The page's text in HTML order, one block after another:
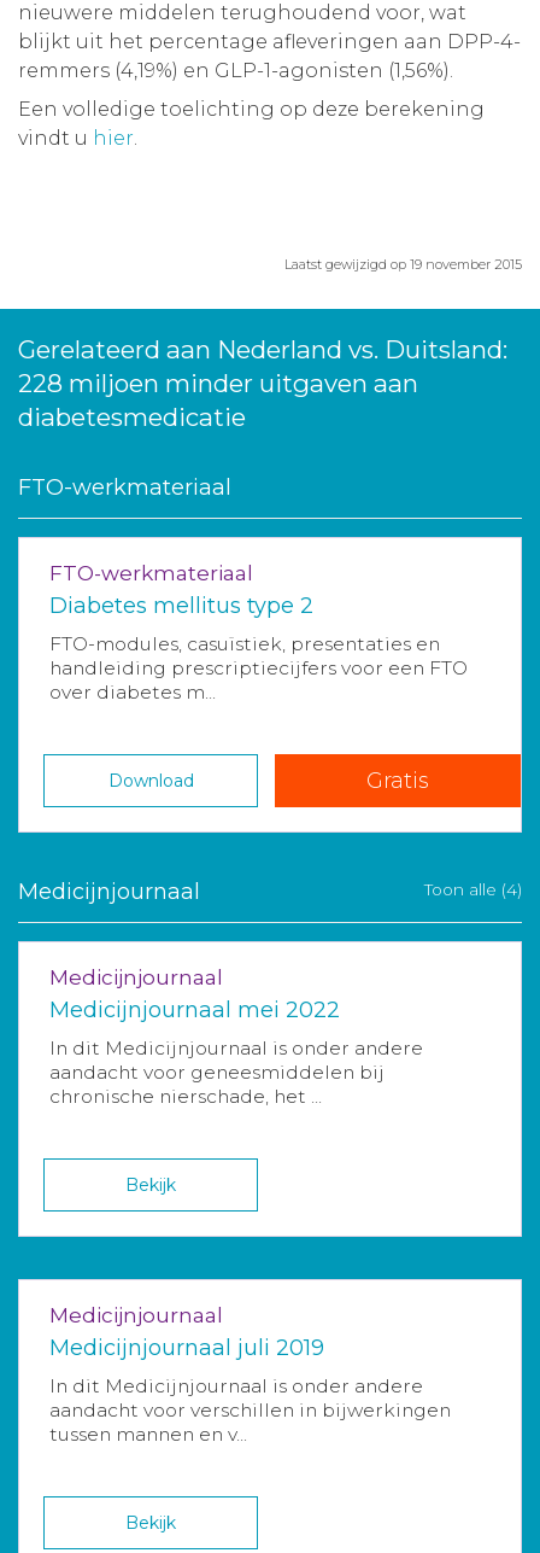
nieuwere middelen terughoudend voor, wat
blijkt uit het percentage afleveringen aan DPP-4-
remmers (4,19%) en GLP-1-agonisten (1,56%).
Een volledige toelichting op deze berekening
vindt u hier.
Laatst gewijzigd op 19 november 2015
Gerelateerd aan Nederland vs. Duitsland:
228 miljoen minder uitgaven aan
diabetesmedicatie
FTO-werkmateriaal
FTO-werkmateriaal
Diabetes mellitus type 2
FTO-modules, casuïstiek, presentaties en
handleiding prescriptiecijfers voor een FTO
over diabetes m...
Download Gratis
Medicijnjournaal Toon alle (4)
Medicijnjournaal
Medicijnjournaal mei 2022
In dit Medicijnjournaal is onder andere
aandacht voor geneesmiddelen bij
chronische nierschade, het ...
Bekijk
Medicijnjournaal
Medicijnjournaal juli 2019
In dit Medicijnjournaal is onder andere
aandacht voor verschillen in bijwerkingen
tussen mannen en v...
Bekijk